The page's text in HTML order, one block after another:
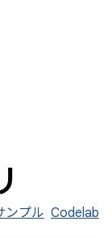
ンプル Codelab